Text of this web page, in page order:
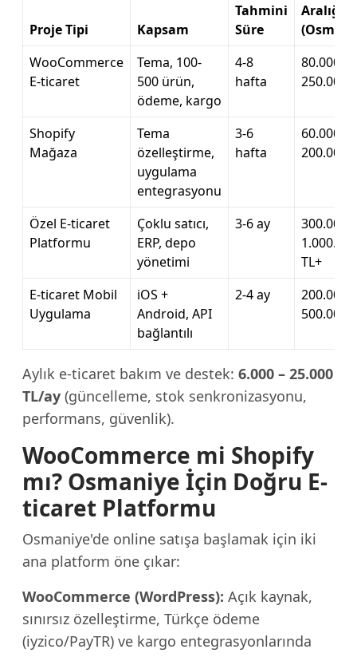
Proje Tipi Kapsam
Tahmini
Süre
Aralığı
WooCommerce
E-ticaret
Tema, 100-
500 ürün,
ödeme, kargo
4-8
hafta
80.000 –
250.000
Shopify
Mağaza
Tema
özelleştirme,
uygulama
entegrasyonu
3-6
hafta
60.000 –
200.000
Özel E-ticaret
Platformu
Çoklu satıcı,
ERP, depo
yönetimi
3-6 ay
300.000 –
1.000.000
TL+
E-ticaret Mobil
Uygulama
iOS +
Android, API
bağlantılı
2-4 ay
200.000 –
500.000
Aylık e-ticaret bakım ve destek: 6.000 – 25.000
TL/ay (güncelleme, stok senkronizasyonu,
performans, güvenlik).
WooCommerce mi Shopify
mı? Osmaniye İçin Doğru E-
ticaret Platformu
Osmaniye'de online satışa başlamak için iki
ana platform öne çıkar:
WooCommerce (WordPress): Açık kaynak,
sınırsız özelleştirme, Türkçe ödeme
(iyzico/PayTR) ve kargo entegrasyonlarında